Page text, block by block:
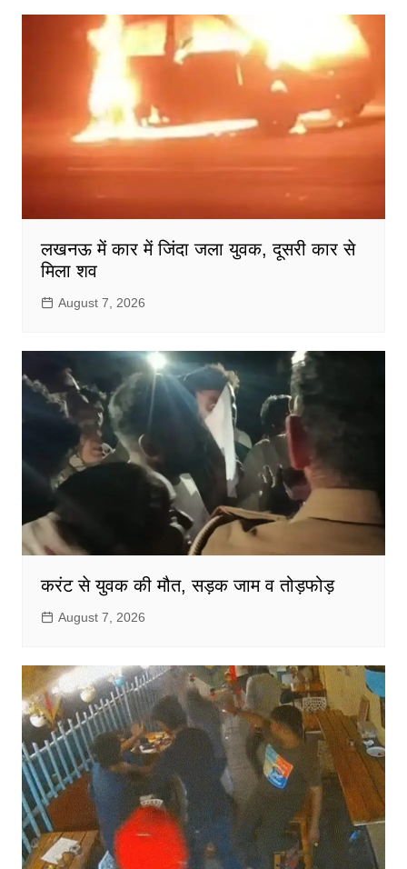
लखनऊ में कार में जिंदा जला युवक, दूसरी कार से
मिला शव
August 7, 2026
करंट से युवक की मौत, सड़क जाम व तोड़फोड़
August 7, 2026